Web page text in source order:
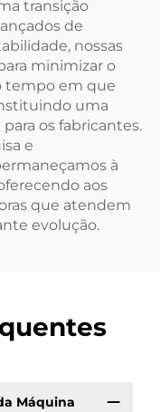
transição
de
nossas
minimizar o
tempo em que
uma
os fabricantes.
e
à
aos
que atendem
evolução.
Máquina